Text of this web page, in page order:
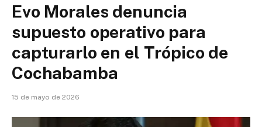
Evo Morales denuncia
supuesto operativo para
capturarlo en el Trópico de
Cochabamba
15 de mayo de 2026